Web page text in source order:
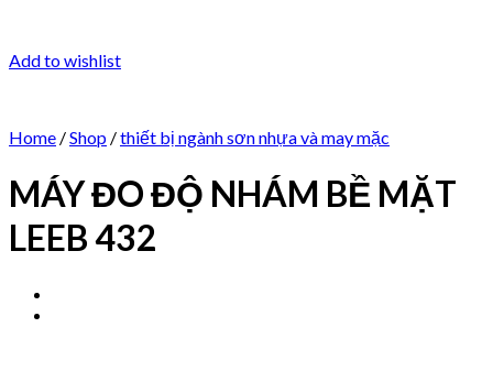
Add to wishlist
Home /Shop /thiết bị ngành sơn nhựa và may mặc
MÁY ĐO ĐỘ NHÁM BỀ MẶT
LEEB 432